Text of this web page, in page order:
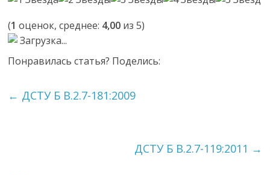
(1 оценок, среднее: 4,00 из 5)
Загрузка...
Понравилась статья? Поделись:
← ДСТУ Б В.2.7-181:2009
ДСТУ Б В.2.7-119:2011 →